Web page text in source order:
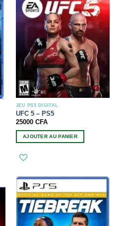
JEU PS5 DIGITAL
UFC 5 – PS5
25000 CFA
AJOUTER AU PANIER